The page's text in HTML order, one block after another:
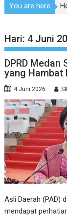
You are here
Hari: 4 Juni
DPRD Medan
yang Hambat
4 Juni 2026
Asli Daerah (PAD)
mendapat